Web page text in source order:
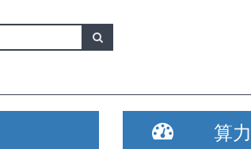
算力